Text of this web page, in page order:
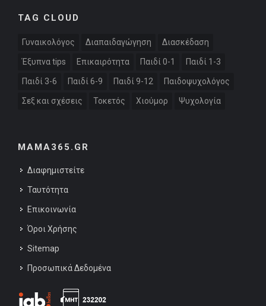
TAG CLOUD
Γυναικολόγος Διαπαιδαγώγηση Διασκέδαση
Έξυπνα tips Επικαιρότητα Παιδί 0-1 Παιδί 1-3
Παιδί 3-6 Παιδί 6-9 Παιδί 9-12 Παιδοψυχολόγος
Σεξ και σχέσεις Τοκετός Χιούμορ Ψυχολογία
MAMA365.GR
Διαφημιστείτε
Ταυτότητα
Επικοινωνία
Όροι Χρήσης
Sitemap
Προσωπικά Δεδομένα